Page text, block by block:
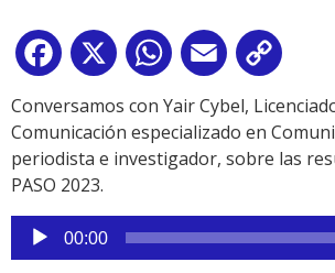
Facebook
X WhatsApp
Email
Link
Conversamos con Yair Cybel,
Comunicación especializado en
periodista e investigador, sobre las
PASO 2023.
Reproductor
de
00:00